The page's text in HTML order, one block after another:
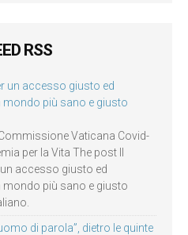
RSS
un accesso giusto ed
mondo più sano e giusto
Vaticana Covid-
per la Vita The post Il
accesso giusto ed
mondo più sano e giusto
di parola”, dietro le quinte